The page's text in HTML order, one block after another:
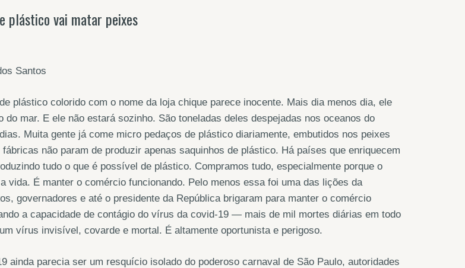
plástico vai matar peixes
Santos
plástico colorido com o nome da loja chique parece inocente. Mais dia menos dia, ele
do mar. E ele não estará sozinho. São toneladas deles despejadas nos oceanos do
Muita gente já come micro pedaços de plástico diariamente, embutidos nos peixes
não param de produzir apenas saquinhos de plástico. Há países que enriquecem
tudo o que é possível de plástico. Compramos tudo, especialmente porque o
vida. É manter o comércio funcionando. Pelo menos essa foi uma das lições da
governadores e até o presidente da República brigaram para manter o comércio
a capacidade de contágio do vírus da covid-19 — mais de mil mortes diárias em todo
vírus invisível, covarde e mortal. É altamente oportunista e perigoso.
ainda parecia ser um resquício isolado do poderoso carnaval de São Paulo, autoridades